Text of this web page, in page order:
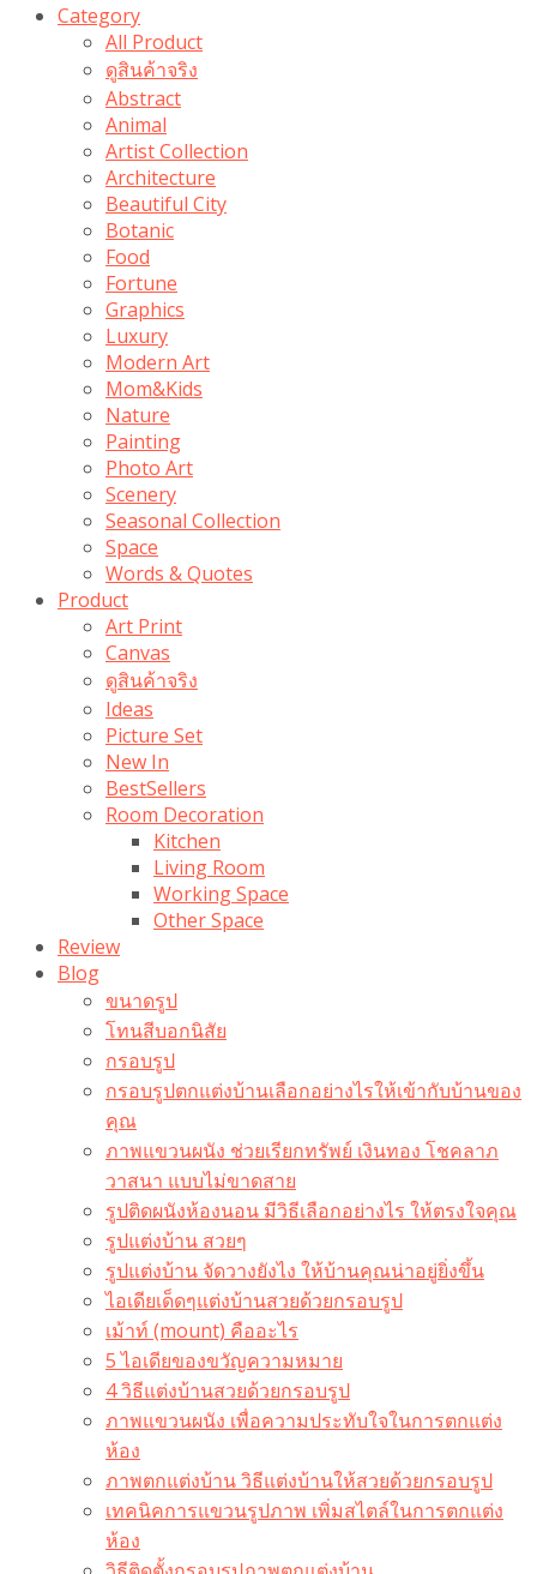
Category
All Product
ดูสินค้าจริง
Abstract
Animal
Artist Collection
Architecture
Beautiful City
Botanic
Food
Fortune
Graphics
Luxury
Modern Art
Mom&Kids
Nature
Painting
Photo Art
Scenery
Seasonal Collection
Space
Words & Quotes
Product
Art Print
Canvas
ดูสินค้าจริง
Ideas
Picture Set
New In
BestSellers
Room Decoration
Kitchen
Living Room
Working Space
Other Space
Review
Blog
ขนาดรูป
โทนสีบอกนิสัย
กรอบรูป
กรอบรูปตกแต่งบ้านเลือกอย่างไรให้เข้ากับบ้านของ
คุณ
ภาพแขวนผนัง ช่วยเรียกทรัพย์ เงินทอง โชคลาภ
วาสนา แบบไม่ขาดสาย
รูปติดผนังห้องนอน มีวิธีเลือกอย่างไร ให้ตรงใจคุณ
รูปแต่งบ้าน สวยๆ
รูปแต่งบ้าน จัดวางยังไง ให้บ้านคุณน่าอยู่ยิ่งขึ้น
ไอเดียเด็ดๆแต่งบ้านสวยด้วยกรอบรูป
เม้าท์ (mount) คืออะไร​
5 ไอเดียของขวัญความหมาย
4 วิธีแต่งบ้านสวยด้วยกรอบรูป
ภาพแขวนผนัง เพื่อความประทับใจในการตกแต่ง
ห้อง
ภาพตกแต่งบ้าน วิธีแต่งบ้านให้สวยด้วยกรอบรูป
เทคนิคการแขวนรูปภาพ เพิ่มสไตล์ในการตกแต่ง
ห้อง